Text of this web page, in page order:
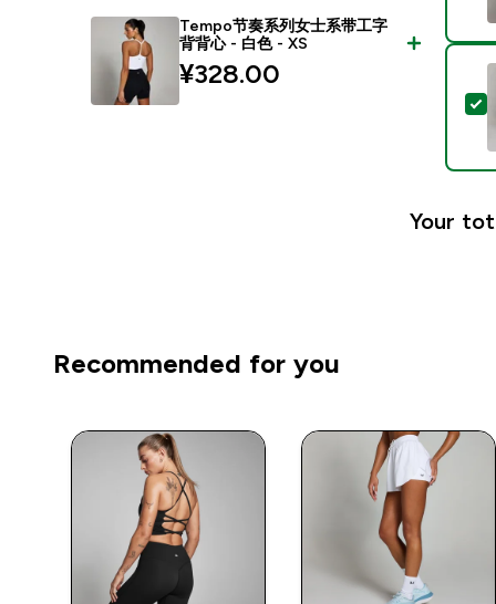
Tempo节奏系列女士系带工字
背背心 - 白色 - XS
¥328.00‎
Your
Recommended for you